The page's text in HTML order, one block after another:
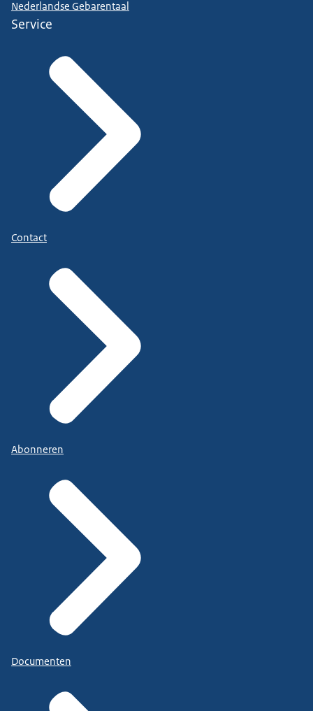
Nederlandse Gebarentaal
Service
Contact
Abonneren
Documenten